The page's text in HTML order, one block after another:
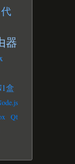
代
器
盒
Qt